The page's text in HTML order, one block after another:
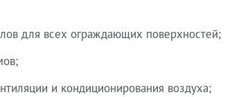
для всех ограждающих поверхностей;
и кондиционирования воздуха;